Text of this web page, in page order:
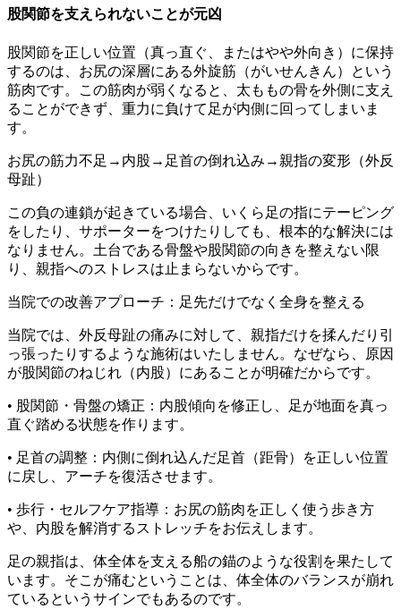
股関節を支えられないことが元凶
股関節を正しい位置（真っ直ぐ、またはやや外向き） に保持
するのは、お尻の深層にある外旋筋（がいせんきん）という
筋肉です。この筋肉が弱くなると、 太ももの骨を外側に支え
ることができず、 重力に負けて足が内側に回ってしまいま
す。
お尻の筋力不足→内股→足首の倒れ込み→親指の変形（外反
母趾）
この負の連鎖が起きている場合、 いくら足の指にテーピング
をしたり、サポーターをつけたりしても、 根本的な解決には
なりません。 土台である骨盤や股関節の向きを整えない限
り、 親指へのストレスは止まらないからです。
当院での改善アプローチ：足先だけでなく全身を整える
当院では、外反母趾の痛みに対して、 親指だけを揉んだり引
っ張ったりするような施術はいたしません。 なぜなら、原因
が股関節のねじれ（内股）にあることが明確だからです。
• 股関節・骨盤の矯正：内股傾向を修正し、
足が地面を真っ
直ぐ踏める状態を作ります。
• 足首の調整：内側に倒れ込んだ足首（距骨）を正しい位置
に戻し、 アーチを復活させます。
• 歩行・セルフケア指導：お尻の筋肉を正しく使う歩き方
や、 内股を解消するストレッチをお伝えします。
足の親指は、体全体を支える船の錨のような役割を果たして
います。そこが痛むということは、 体全体のバランスが崩れ
ているというサインでもあるのです。